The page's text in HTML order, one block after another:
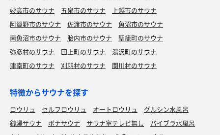
妙高市のサウナ
五泉市のサウナ
上越市のサウナ
阿賀野市のサウナ
佐渡市のサウナ
魚沼市のサウナ
南魚沼市のサウナ
胎内市のサウナ
聖籠町のサウナ
弥彦村のサウナ
田上町のサウナ
湯沢町のサウナ
津南町のサウナ
刈羽村のサウナ 関川村のサウナ
特徴からサウナを探す
ロウリュ セルフロウリュ オートロウリュ
グルシン水風呂
銭湯サウナ
ボナサウナ サウナ室テレビ無し
バイブラ水風呂